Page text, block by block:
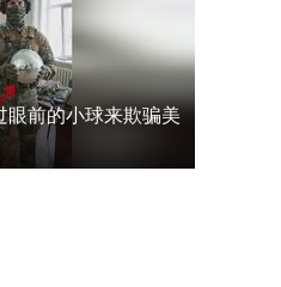
眼前的小球来欺骗美